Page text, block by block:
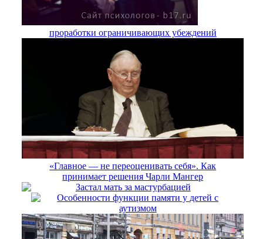
проработки ограничивающих убеждений
«Главное — не переоценивать себя». Как
принимает решения Чарли Мангер
Застал мать за мастурбацией
Особенности функции памяти у детей с
аутизмом